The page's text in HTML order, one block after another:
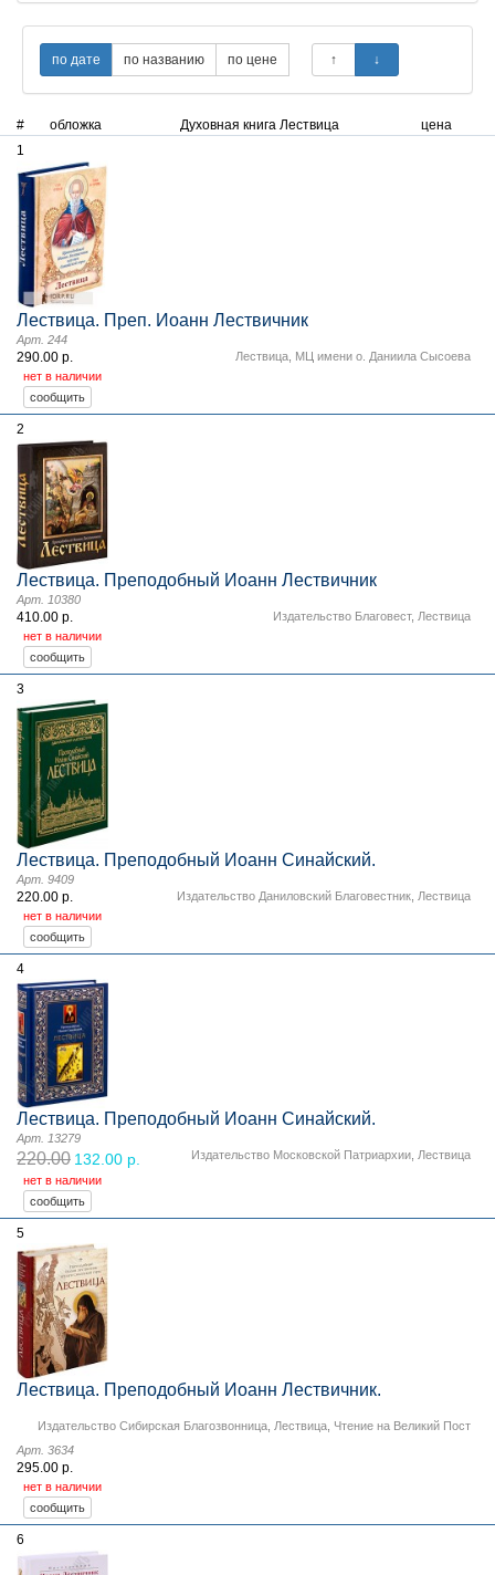
# обложка Духовная книга Лествица
цена
1
Лествица. Преп. Иоанн Лествичник
Лествица МЦ имени о. Даниила Сысоева
Арт. 244
290.00 р.
нет в наличии
2
Лествица. Преподобный Иоанн Лествичник
Издательство Благовест, Лествица
Арт. 10380
410.00 р.
нет в наличии
3
Лествица. Преподобный Иоанн Синайский.
Издательство Даниловский Благовестник Лествица
Арт. 9409
220.00 р.
нет в наличии
4
Лествица. Преподобный Иоанн Синайский.
Издательство Московской Патриархии Лествица
Арт. 13279
220.00 132.00 р.
нет в наличии
5
Лествица. Преподобный Иоанн Лествичник.
Издательство Сибирская Благозвонница Лествица Чтение на Великий Пост
Арт. 3634
295.00 р.
нет в наличии
6